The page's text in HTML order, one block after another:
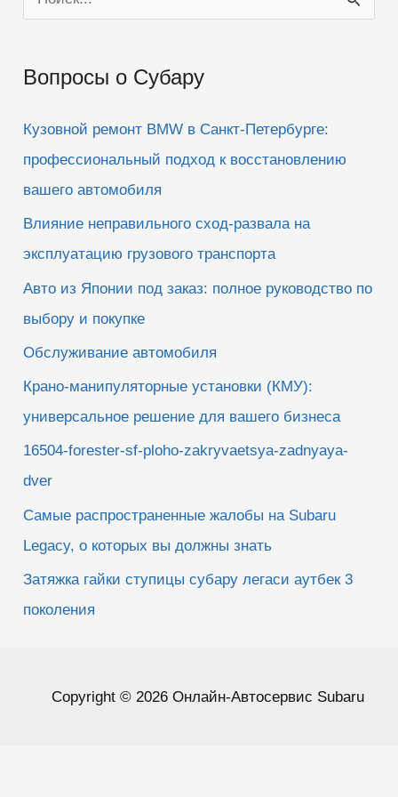
о
с
Вопросы о Субару
Кузовной ремонт BMW в Санкт-Петербурге:
профессиональный подход к восстановлению
вашего автомобиля
Влияние неправильного сход-развала на
эксплуатацию грузового транспорта
Авто из Японии под заказ: полное руководство по
выбору и покупке
Обслуживание автомобиля
Крано-манипуляторные установки (КМУ):
универсальное решение для вашего бизнеса
16504-forester-sf-ploho-zakryvaetsya-zadnyaya-
dver
Самые распространенные жалобы на Subaru
Legacy, о которых вы должны знать
Затяжка гайки ступицы субару легаси аутбек 3
поколения
Copyright © 2026 Онлайн-Автосервис Subaru